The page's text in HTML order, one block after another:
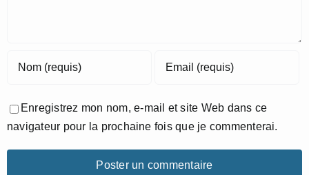
Enregistrez mon nom, e-mail et site Web dans ce
navigateur pour la prochaine fois que je commenterai.